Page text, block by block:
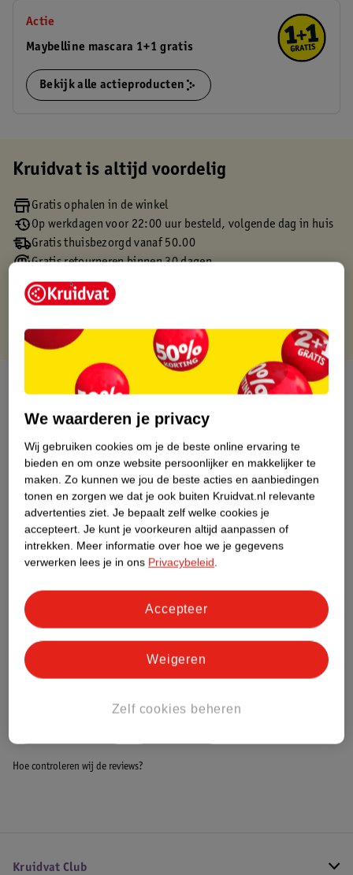
Actie
Maybelline mascara 1+1 gratis
Bekijk alle actieproducten
Kruidvat is altijd voordelig
Gratis ophalen in de winkel
Op werkdagen voor 22:00 uur besteld, volgende dag in huis
Gratis thuisbezorgd vanaf 50.00
Gratis retourneren binnen 30 dagen
Gratis punten met je Kruidvat kaart
Over dit product
Productinformatie
Etiketinformatie
Nature Impact Score
Dit product heeft (nog) geen Nature
Meer informatie
Hoe controleren wij de reviews?
Kruidvat Club
We waarderen je privacy
Wij gebruiken cookies om je de beste online ervaring te
bieden en om onze website persoonlijker en makkelijker te
maken. Zo kunnen we jou de beste acties en aanbiedingen
tonen en zorgen we dat je ook buiten Kruidvat.nl relevante
advertenties ziet. Je bepaalt zelf welke cookies je
accepteert. Je kunt je voorkeuren altijd aanpassen of
intrekken. Meer informatie over hoe we je gegevens
verwerken lees je in ons Privacybeleid.
Zelf cookies beheren
Weigeren
Accepteer